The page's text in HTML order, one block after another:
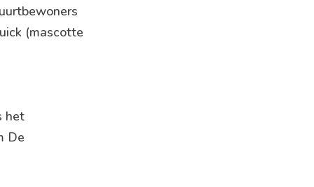
(mascotte
het
De